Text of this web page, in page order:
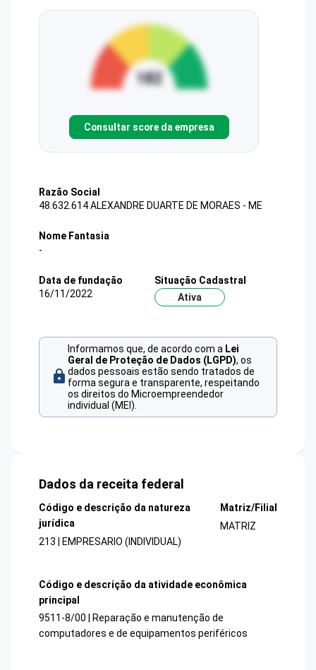
Consultar score da empresa
Razão Social
48.632.614 ALEXANDRE DUARTE DE MORAES - ME
Nome Fantasia
-
Data de fundação
16/11/2022
Situação Cadastral
Ativa
Informamos que, de acordo com a Lei
Geral de Proteção de Dados (LGPD), os
dados pessoais estão sendo tratados de
forma segura e transparente, respeitando
os direitos do Microempreendedor
individual (MEI).
Dados da receita federal
Código e descrição da natureza
jurídica
213 | EMPRESARIO (INDIVIDUAL)
Matriz/Filial
MATRIZ
Código e descrição da atividade econômica
principal
9511-8/00 | Reparação e manutenção de
computadores e de equipamentos periféricos